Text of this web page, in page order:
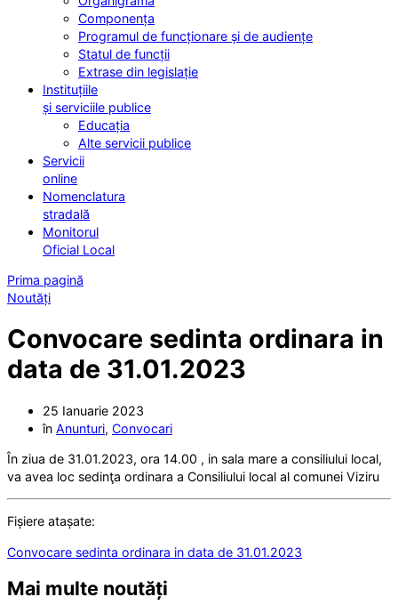
Componența
Programul de funcționare și de audiențe
Statul de funcții
Extrase din legislație
Instituțiile
și serviciile publice
Educația
Alte servicii publice
Servicii
online
Nomenclatura
stradală
Monitorul
Oficial Local
Prima pagină
Noutăți
Convocare sedinta ordinara in
data de 31.01.2023
25 Ianuarie 2023
în Anunturi, Convocari
În ziua de 31.01.2023, ora 14.00 , in sala mare a consiliului local,
va avea loc sedinţa ordinara a Consiliului local al comunei Viziru
Fișiere atașate:
Convocare sedinta ordinara in data de 31.01.2023
Mai multe noutăți